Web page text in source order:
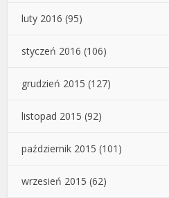
luty 2016 (95)
styczeń 2016 (106)
grudzień 2015 (127)
listopad 2015 (92)
październik 2015 (101)
wrzesień 2015 (62)